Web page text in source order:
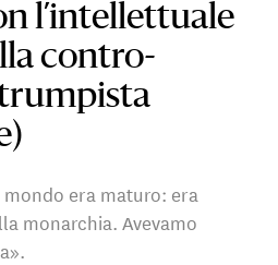
l’intellettuale
contro-
era maturo: era
monarchia. Avevamo